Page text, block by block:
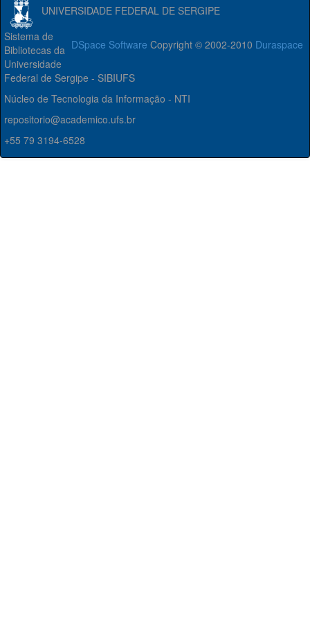
UNIVERSIDADE FEDERAL DE SERGIPE
DSpace Software Copyright © 2002-2010 Duraspace
Sistema de
Bibliotecas da
Universidade
Federal de Sergipe - SIBIUFS
Núcleo de Tecnologia da Informação - NTI
repositorio@academico.ufs.br
+55 79 3194-6528